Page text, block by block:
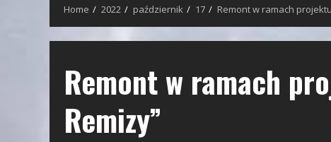
Home 2022 październik 17 Remont w ramach
Remont w ramach
Remizy”